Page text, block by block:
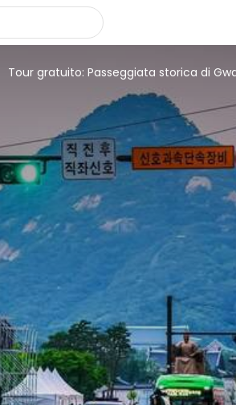
Tour gratuito: Passeggiata storica di